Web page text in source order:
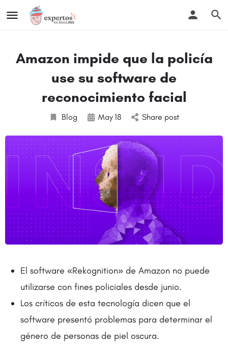
Amazon impide que la policía
use su software de
reconocimiento facial
Blog May18 Share post
El software «Rekognition» de Amazon no puede
utilizarse con fines policiales desde junio.
Los críticos de esta tecnología dicen que el
software presentó problemas para determinar el
género de personas de piel oscura.